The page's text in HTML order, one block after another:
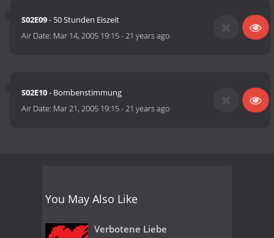
S02E09- 50 Stunden Eiszeit
Air Date: Mar 14, 2005 19:15-21 years ago
S02E10- Bombenstimmung
Air Date: Mar 21, 2005 19:15-21 years ago
You May Also Like
Verbotene Liebe